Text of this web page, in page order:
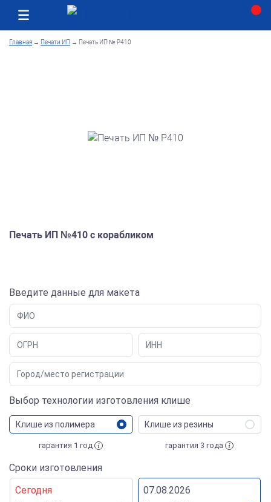
Главная → Печати ИП → Печать ИП № Р410
Печать ИП №410 с корабликом
Введите данные для макета
Выбор технологии изготовления клише
Клише из полимера
гарантия 1 год
Клише из резины
гарантия 3 года
Сроки изготовления
Сегодня
07.08.2026